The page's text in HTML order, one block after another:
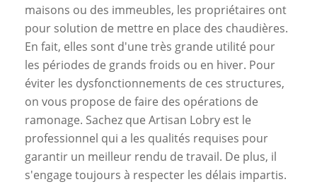
maisons ou des immeubles, les propriétaires ont
pour solution de mettre en place des chaudières.
En fait, elles sont d'une très grande utilité pour
les périodes de grands froids ou en hiver. Pour
éviter les dysfonctionnements de ces structures,
on vous propose de faire des opérations de
ramonage. Sachez que Artisan Lobry est le
professionnel qui a les qualités requises pour
garantir un meilleur rendu de travail. De plus, il
s'engage toujours à respecter les délais impartis.